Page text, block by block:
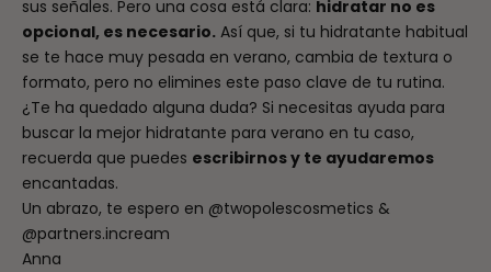
sus señales. Pero una cosa está clara: hidratar no es
opcional, es necesario. Así que, si tu hidratante habitual
se te hace muy pesada en verano, cambia de textura o
formato, pero no elimines este paso clave de tu rutina.
¿Te ha quedado alguna duda? Si necesitas ayuda para
buscar la mejor hidratante para verano en tu caso,
recuerda que puedes escribirnos y te ayudaremos
encantadas.
Un abrazo, te espero en @twopolescosmetics &
@partners.incream
Anna